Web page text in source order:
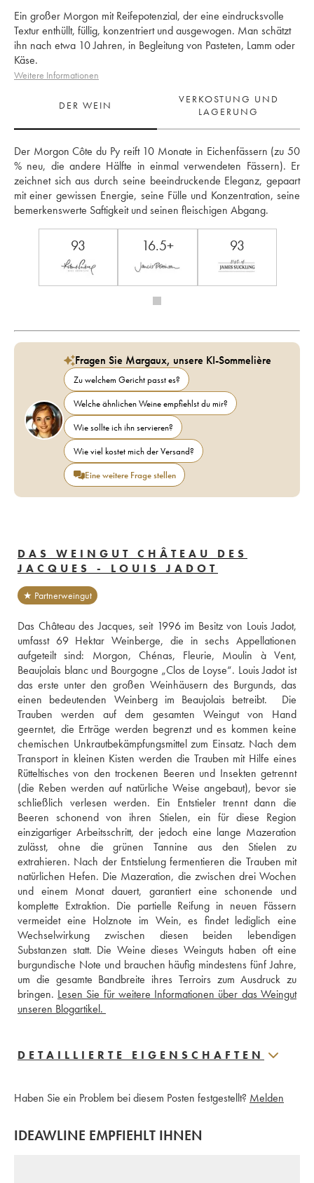
Ein großer Morgon mit Reifepotenzial, der eine eindrucksvolle
Textur enthüllt, füllig, konzentriert und ausgewogen. Man schätzt
ihn nach etwa 10 Jahren, in Begleitung von Pasteten, Lamm oder
Käse.
Weitere Informationen
DER WEIN
VERKOSTUNG UND
LAGERUNG
Der Morgon Côte du Py reift 10 Monate in Eichenfässern (zu 50
% neu, die andere Hälfte in einmal verwendeten Fässern). Er
zeichnet sich aus durch seine beeindruckende Eleganz, gepaart
mit einer gewissen Energie, seine Fülle und Konzentration, seine
bemerkenswerte Saftigkeit und seinen fleischigen Abgang.
93 16.5+ 93
Fragen Sie Margaux, unsere KI-Sommelière
Zu welchem Gericht passt es?
Welche ähnlichen Weine empfiehlst du mir?
Wie sollte ich ihn servieren?
Wie viel kostet mich der Versand?
Eine weitere Frage stellen
DAS WEINGUT CHÂTEAU DES
JACQUES - LOUIS JADOT
★ Partnerweingut
Das Château des Jacques, seit 1996 im Besitz von Louis Jadot,
umfasst 69 Hektar Weinberge, die in sechs Appellationen
aufgeteilt sind: Morgon, Chénas, Fleurie, Moulin à Vent,
Beaujolais blanc und Bourgogne „Clos de Loyse“. Louis Jadot ist
das erste unter den großen Weinhäusern des Burgunds, das
einen bedeutenden Weinberg im Beaujolais betreibt.  Die
Trauben werden auf dem gesamten Weingut von Hand
geerntet, die Erträge werden begrenzt und es kommen keine
chemischen Unkrautbekämpfungsmittel zum Einsatz. Nach dem
Transport in kleinen Kisten werden die Trauben mit Hilfe eines
Rütteltisches von den trockenen Beeren und Insekten getrennt
(die Reben werden auf natürliche Weise angebaut), bevor sie
schließlich verlesen werden. Ein Entstieler trennt dann die
Beeren schonend von ihren Stielen, ein für diese Region
einzigartiger Arbeitsschritt, der jedoch eine lange Mazeration
zulässt, ohne die grünen Tannine aus den Stielen zu
extrahieren. Nach der Entstielung fermentieren die Trauben mit
natürlichen Hefen. Die Mazeration, die zwischen drei Wochen
und einem Monat dauert, garantiert eine schonende und
komplette Extraktion. Die partielle Reifung in neuen Fässern
vermeidet eine Holznote im Wein, es findet lediglich eine
Wechselwirkung zwischen diesen beiden lebendigen
Substanzen statt. Die Weine dieses Weinguts haben oft eine
burgundische Note und brauchen häufig mindestens fünf Jahre,
um die gesamte Bandbreite ihres Terroirs zum Ausdruck zu
bringen. Lesen Sie für weitere Informationen über das Weingut
DETAILLIERTE EIGENSCHAFTEN
Haben Sie ein Problem bei diesem Posten festgestellt? Melden
IDEAWLINE EMPFIEHLT IHNEN